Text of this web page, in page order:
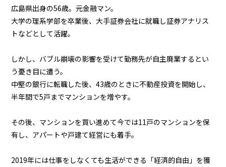
広島県出身の56歳。元金融マン。
大学の理系学部を卒業後、大手証券会社に就職し証券アナリス
トなどとして活躍。
しかし、バブル崩壊の影響を受けて勤務先が自主廃業するとい
う憂き目に遭う。
中堅の銀行に転職した後、43歳のときに不動産投資を開始し、
半年間で5戸までマンションを増やす。
その後、マンションを買い進めて今では11戸のマンションを保
有し、アパートや戸建て経営にも着手。
2019年には仕事をしなくても生活ができる「経済的自由」を獲